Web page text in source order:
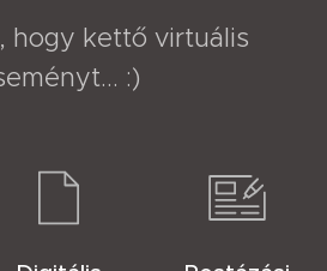
hogy kettő virtuális
:)